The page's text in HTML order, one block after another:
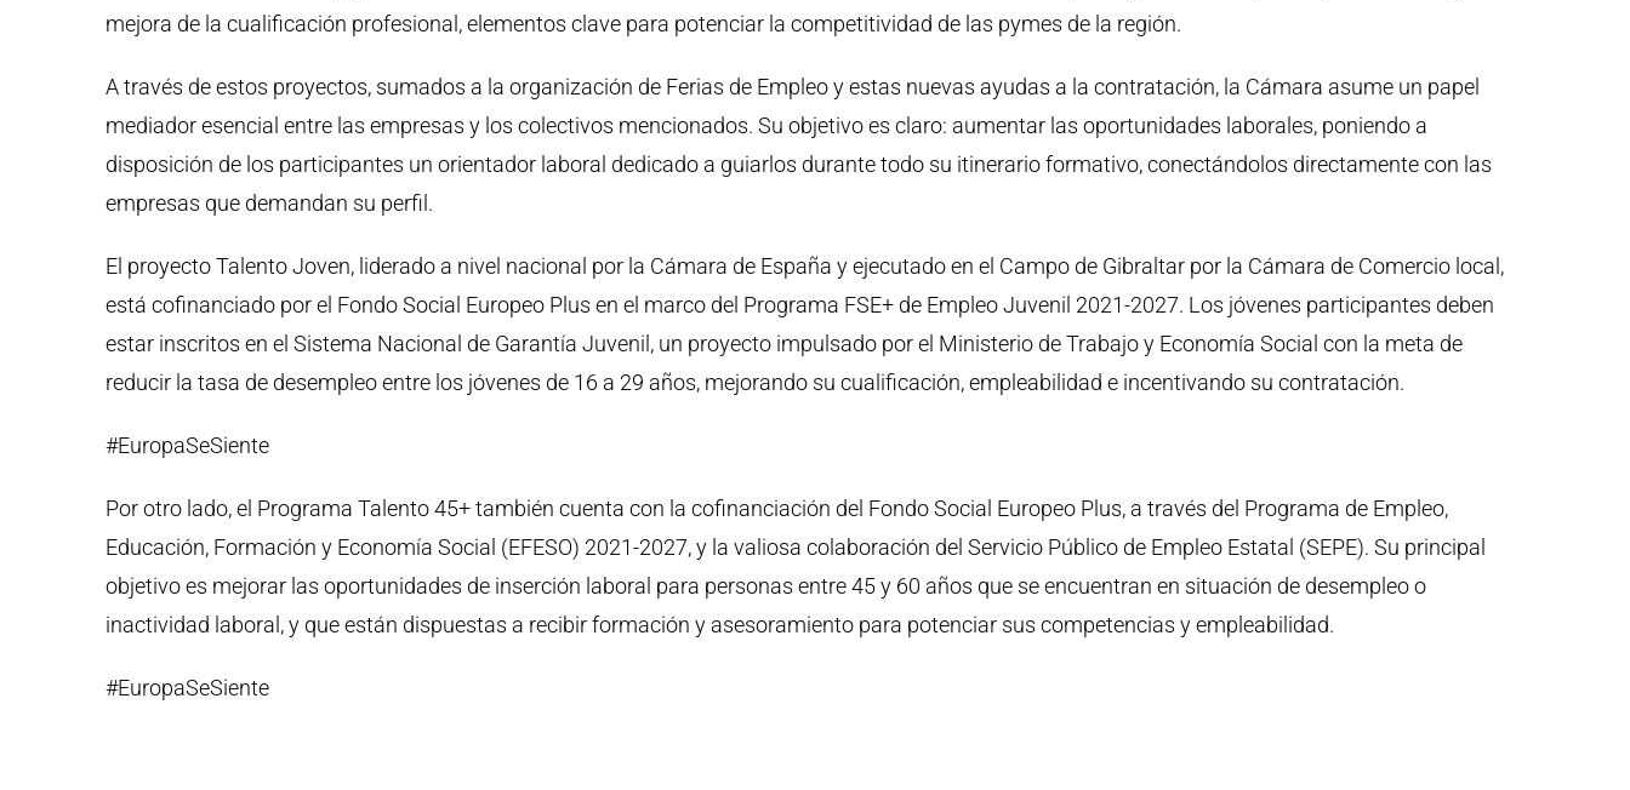
mejora de la cualificación profesional, elementos clave para potenciar la competitividad de las pymes de la región.
A través de estos proyectos, sumados a la organización de Ferias de Empleo y estas nuevas ayudas a la contratación, la Cámara asume un papel
mediador esencial entre las empresas y los colectivos mencionados. Su objetivo es claro: aumentar las oportunidades laborales, poniendo a
disposición de los participantes un orientador laboral dedicado a guiarlos durante todo su itinerario formativo, conectándolos directamente con las
empresas que demandan su perfil.
El proyecto Talento Joven, liderado a nivel nacional por la Cámara de España y ejecutado en el Campo de Gibraltar por la Cámara de Comercio local,
está cofinanciado por el Fondo Social Europeo Plus en el marco del Programa FSE+ de Empleo Juvenil 2021-2027. Los jóvenes participantes deben
estar inscritos en el Sistema Nacional de Garantía Juvenil, un proyecto impulsado por el Ministerio de Trabajo y Economía Social con la meta de
reducir la tasa de desempleo entre los jóvenes de 16 a 29 años, mejorando su cualificación, empleabilidad e incentivando su contratación.
#EuropaSeSiente
Por otro lado, el Programa Talento 45+ también cuenta con la cofinanciación del Fondo Social Europeo Plus, a través del Programa de Empleo,
Educación, Formación y Economía Social (EFESO) 2021-2027, y la valiosa colaboración del Servicio Público de Empleo Estatal (SEPE). Su principal
objetivo es mejorar las oportunidades de inserción laboral para personas entre 45 y 60 años que se encuentran en situación de desempleo o
inactividad laboral, y que están dispuestas a recibir formación y asesoramiento para potenciar sus competencias y empleabilidad.
#EuropaSeSiente